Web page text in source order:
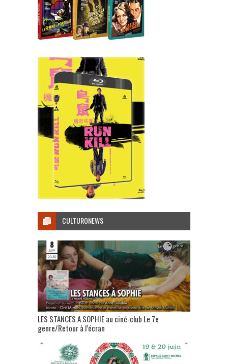
CULTURONEWS
LES STANCES A SOPHIE au ciné-club Le 7e
genre/Retour à l’écran